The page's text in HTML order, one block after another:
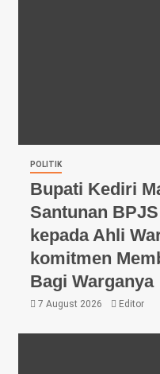
POLITIK
Bupati Kediri
Santunan
kepada Ahli
komitmen
Bagi Warganya
7 August 2026 Editor